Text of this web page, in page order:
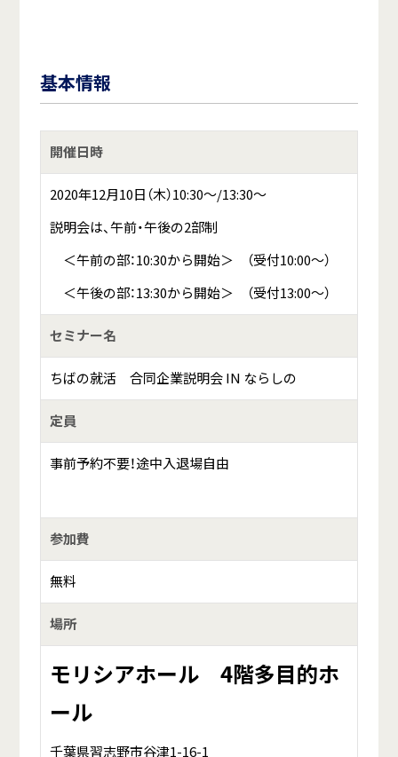
基本情報
開催日時
2020年12月10日（木）10:30～/13:30～
説明会は、午前・午後の2部制
＜午前の部：10:30から開始＞ （受付10:00～）
＜午後の部：13:30から開始＞ （受付13:00～）
セミナー名
ちばの就活 合同企業説明会 IN ならしの
定員
事前予約不要！途中入退場自由
参加費
無料
場所
モリシアホール 4階多目的ホ
ール
千葉県習志野市谷津1-16-1